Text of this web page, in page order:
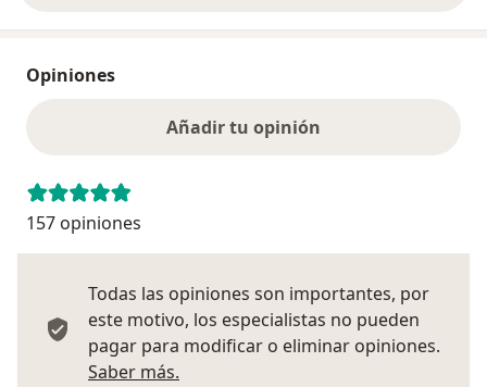
Opiniones
Añadir tu opinión
157 opiniones
Todas las opiniones son importantes, por
este motivo, los especialistas no pueden
pagar para modificar o eliminar opiniones.
Saber más.